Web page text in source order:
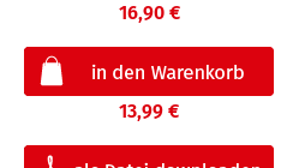
16,90 €
13,99 €